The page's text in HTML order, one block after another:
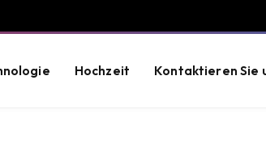
Hochzeit Kontaktieren Sie